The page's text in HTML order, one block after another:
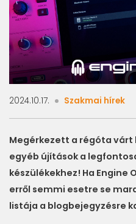
2024.10.17. Szakmai hírek
Megérkezett a régóta
egyéb újítások a
készülékekhez! Ha
erről semmi esetre se
listája a blogbejegyzésre